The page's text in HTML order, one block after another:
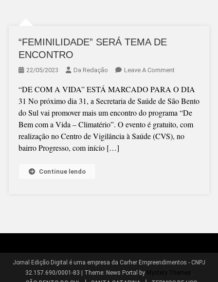
“FEMINILIDADE” SERÁ TEMA DE
ENCONTRO
22/05/2023 Da Redação Leave A CommentOn
SERÁ
TEMA
DE
ENCONTRO
“DE COM A VIDA” ESTÁ MARCADO PARA O DIA
31 No próximo dia 31, a Secretaria de Saúde de São Bento
do Sul vai promover mais um encontro do programa “De
Bem com a Vida – Climatério”. O evento é gratuito, com
realização no Centro de Vigilância à Saúde (CVS), no
bairro Progresso, com início […]
Continue lendo
Jornal Edição Digital é uma empresa da Carher Empreendimentos - CNPJ
32.157.690/0001-83 | Theme: News Portal by Mystery Themes